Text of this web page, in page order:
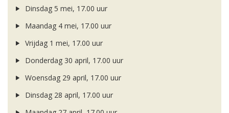
Dinsdag 5 mei, 17.00 uur
Maandag 4 mei, 17.00 uur
Vrijdag 1 mei, 17.00 uur
Donderdag 30 april, 17.00 uur
Woensdag 29 april, 17.00 uur
Dinsdag 28 april, 17.00 uur